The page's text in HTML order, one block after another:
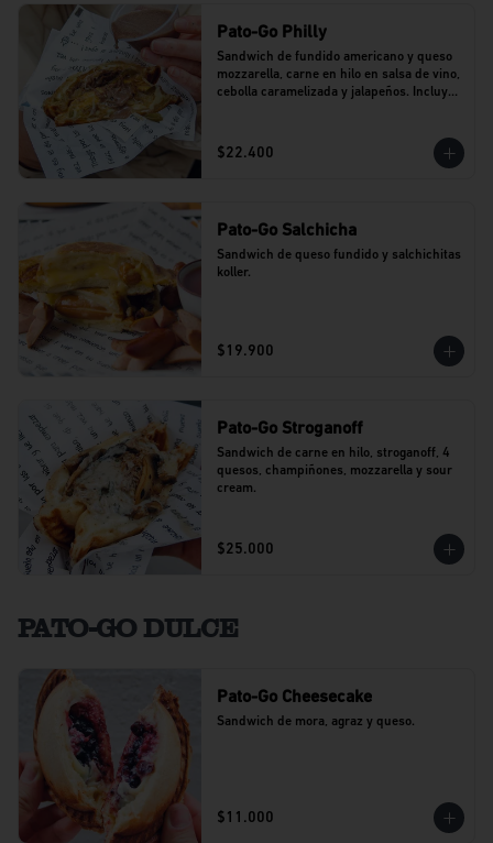
Pato-Go Philly
Sandwich de fundido americano y queso
mozzarella, carne en hilo en salsa de vino,
cebolla caramelizada y jalapeños. Incluye
$22.400
Pato-Go Salchicha
Sandwich de queso fundido y salchichitas
koller.
$19.900
Pato-Go Stroganoff
Sandwich de carne en hilo, stroganoff, 4
quesos, champiñones, mozzarella y sour
cream.
$25.000
PATO-GO DULCE
Pato-Go Cheesecake
Sandwich de mora, agraz y queso.
$11.000